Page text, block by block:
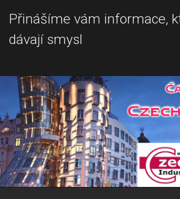
Přinášíme vám informace,
dávají smysl